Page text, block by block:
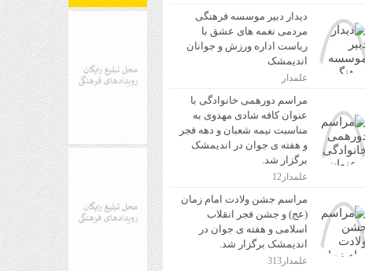
دیدار دبیر موسسه فرهنگی
مردمی نغمه های عشق با
ریاست اداره ورزش و جوانان
اندیمشک
علمدار
مراسم دورهمی خانوادگی با
عنوان کافه شادی مهدوی به
مناسبت نیمه شعبان و دهه فجر
و هفته ی جوان در اندیمشک
برگزار شد.
علمدار12
مراسم جشن ولادت امام زمان
(عج) و جشن فجر انقلاب
اسلامی و هفته ی جوان در
اندیمشک برگزار شد.
علمدار313